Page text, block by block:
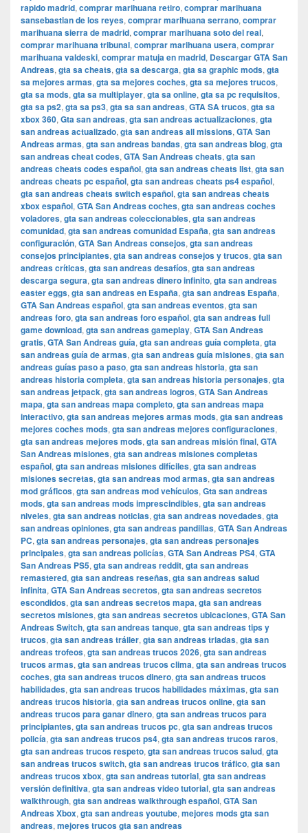
rapido madrid, comprar marihuana retiro, comprar marihuana
sansebastian de los reyes, comprar marihuana serrano, comprar
marihuana sierra de madrid, comprar marihuana soto del real,
comprar marihuana tribunal, comprar marihuana usera, comprar
marihuana valdeski, comprar matuja en madrid, Descargar GTA San
Andreas, gta sa cheats, gta sa descarga, gta sa graphic mods, gta
sa mejores armas, gta sa mejores coches, gta sa mejores trucos,
gta sa mods, gta sa multiplayer, gta sa online, gta sa pc requisitos,
gta sa ps2, gta sa ps3, gta sa san andreas, GTA SA trucos, gta sa
xbox 360, Gta san andreas, gta san andreas actualizaciones, gta
san andreas actualizado, gta san andreas all missions, GTA San
Andreas armas, gta san andreas bandas, gta san andreas blog, gta
san andreas cheat codes, GTA San Andreas cheats, gta san
andreas cheats codes español, gta san andreas cheats list, gta san
andreas cheats pc español, gta san andreas cheats ps4 español,
gta san andreas cheats switch español, gta san andreas cheats
xbox español, GTA San Andreas coches, gta san andreas coches
voladores, gta san andreas coleccionables, gta san andreas
comunidad, gta san andreas comunidad España, gta san andreas
configuración, GTA San Andreas consejos, gta san andreas
consejos principiantes, gta san andreas consejos y trucos, gta san
andreas críticas, gta san andreas desafíos, gta san andreas
descarga segura, gta san andreas dinero infinito, gta san andreas
easter eggs, gta san andreas en España, gta san andreas España,
GTA San Andreas español, gta san andreas eventos, gta san
andreas foro, gta san andreas foro español, gta san andreas full
game download, gta san andreas gameplay, GTA San Andreas
gratis, GTA San Andreas guía, gta san andreas guía completa, gta
san andreas guía de armas, gta san andreas guía misiones, gta san
andreas guías paso a paso, gta san andreas historia, gta san
andreas historia completa, gta san andreas historia personajes, gta
san andreas jetpack, gta san andreas logros, GTA San Andreas
mapa, gta san andreas mapa completo, gta san andreas mapa
interactivo, gta san andreas mejores armas mods, gta san andreas
mejores coches mods, gta san andreas mejores configuraciones,
gta san andreas mejores mods, gta san andreas misión final, GTA
San Andreas misiones, gta san andreas misiones completas
español, gta san andreas misiones difíciles, gta san andreas
misiones secretas, gta san andreas mod armas, gta san andreas
mod gráficos, gta san andreas mod vehículos, Gta san andreas
mods, gta san andreas mods imprescindibles, gta san andreas
niveles, gta san andreas noticias, gta san andreas novedades, gta
san andreas opiniones, gta san andreas pandillas, GTA San Andreas
PC, gta san andreas personajes, gta san andreas personajes
principales, gta san andreas policías, GTA San Andreas PS4, GTA
San Andreas PS5, gta san andreas reddit, gta san andreas
remastered, gta san andreas reseñas, gta san andreas salud
infinita, GTA San Andreas secretos, gta san andreas secretos
escondidos, gta san andreas secretos mapa, gta san andreas
secretos misiones, gta san andreas secretos ubicaciones, GTA San
Andreas Switch, gta san andreas tanque, gta san andreas tips y
trucos, gta san andreas tráiler, gta san andreas triadas, gta san
andreas trofeos, gta san andreas trucos 2026, gta san andreas
trucos armas, gta san andreas trucos clima, gta san andreas trucos
coches, gta san andreas trucos dinero, gta san andreas trucos
habilidades, gta san andreas trucos habilidades máximas, gta san
andreas trucos historia, gta san andreas trucos online, gta san
andreas trucos para ganar dinero, gta san andreas trucos para
principiantes, gta san andreas trucos pc, gta san andreas trucos
policía, gta san andreas trucos ps4, gta san andreas trucos raros,
gta san andreas trucos respeto, gta san andreas trucos salud, gta
san andreas trucos switch, gta san andreas trucos tráfico, gta san
andreas trucos xbox, gta san andreas tutorial, gta san andreas
versión definitiva, gta san andreas video tutorial, gta san andreas
walkthrough, gta san andreas walkthrough español, GTA San
Andreas Xbox, gta san andreas youtube, mejores mods gta san
andreas, mejores trucos gta san andreas